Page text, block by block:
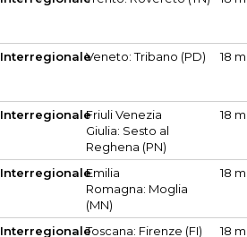
InterregionaleVeneto: Tribano (PD) 18 m
InterregionaleFriuli Venezia
Giulia: Sesto al
Reghena (PN)
18 m
InterregionaleEmilia
Romagna: Moglia
(MN)
18 m
InterregionaleToscana: Firenze (FI) 18 m